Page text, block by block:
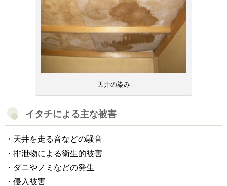
天井の染み
イタチによる主な被害
・天井を走る音などの騒音
・排泄物による衛生的被害
・ダニやノミなどの発生
・侵入被害